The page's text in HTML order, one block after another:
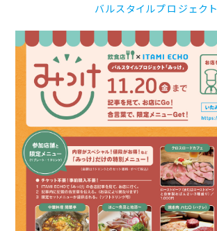
バルスタイルプロジェクト